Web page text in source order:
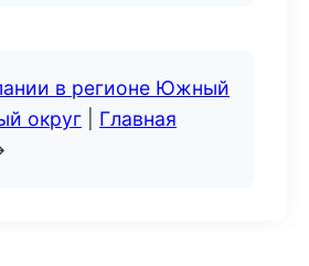
в регионе Южный
округ
Главная